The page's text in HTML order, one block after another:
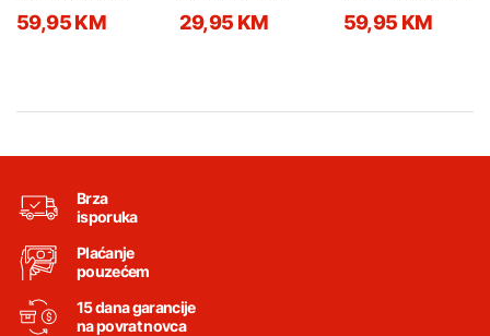
59,95 KM 29,95 KM 59,95 KM
Brza
isporuka
Plaćanje
pouzećem
15 dana garancije
na povrat novca